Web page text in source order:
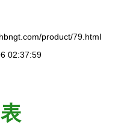
product/79.html
02:37:59